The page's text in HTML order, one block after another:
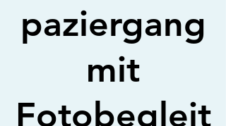
paziergang
mit
Fotobegleit